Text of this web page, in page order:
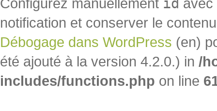
id
notification et conserver le
Débogage dans WordPress (en)
été ajouté à la version 4.2.0.) in /
includes/functions.php on line